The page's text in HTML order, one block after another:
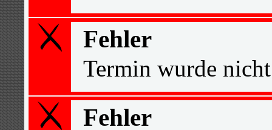
Fehler
Termin wurde
Fehler